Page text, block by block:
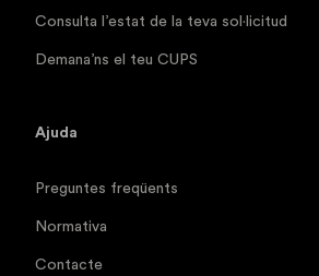
Consulta l’estat de la teva sol·licitud
Demana’ns el teu CUPS
Ajuda
Preguntes freqüents
Normativa
Contacte